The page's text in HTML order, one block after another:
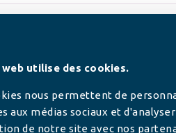
web utilise des cookies.
nous permettent de
aux médias sociaux et
de notre site avec nos